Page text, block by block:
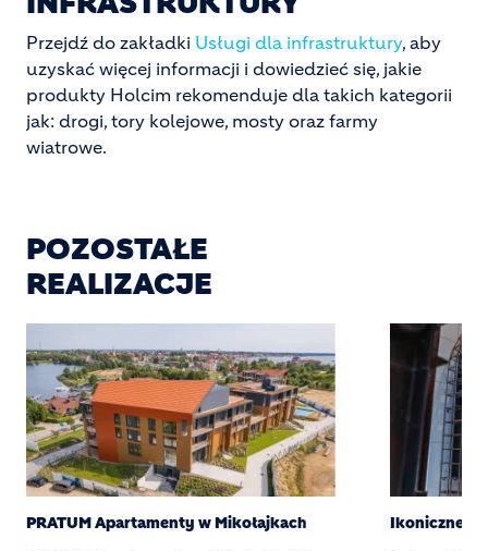
Przejdź do zakładki Usługi dla infrastruktury, aby
uzyskać więcej informacji i dowiedzieć się, jakie
produkty Holcim rekomenduje dla takich kategorii
jak: drogi, tory kolejowe, mosty oraz farmy
wiatrowe.
POZOSTAŁE
REALIZACJE
PRATUM Apartamenty w Mikołajkach
Ikoniczne